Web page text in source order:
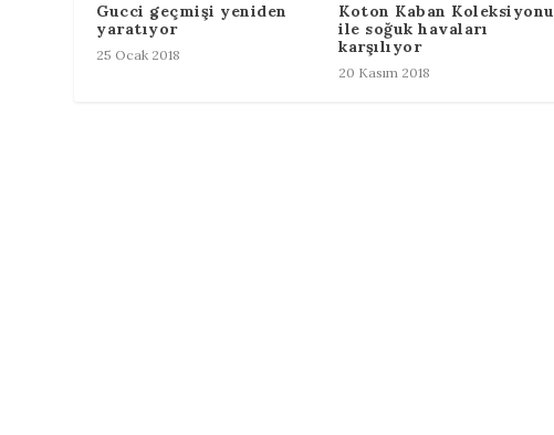
Gucci geçmişi yeniden
yaratıyor
25 Ocak 2018
Koton Kaban Koleksiyonu
ile soğuk havaları
karşılıyor
20 Kasım 2018